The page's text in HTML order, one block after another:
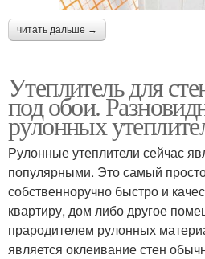
читать дальше →
Утеплитель для
под обои.
рулонных
Рулонные утеплители сейчас
популярными. Это самый
собственноручно быстро и
квартиру, дом либо другое
прародителем рулонных
является оклеивание стен